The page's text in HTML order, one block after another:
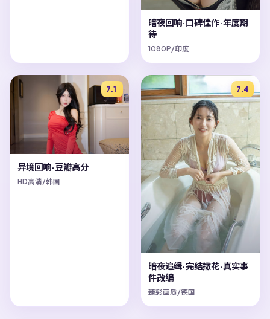
暗夜回响·口碑佳作·年度期
待
1080P/印度
7.1
异境回响·豆瓣高分
HD高清/韩国
7.4
暗夜追缉·完结撒花·真实事
件改编
臻彩画质/德国